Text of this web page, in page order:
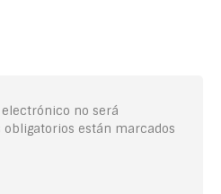
no será
obligatorios están marcados